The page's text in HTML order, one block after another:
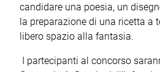
candidare una poesia, un
la preparazione di una ricetta a
libero spazio alla fantasia.
I partecipanti al concorso